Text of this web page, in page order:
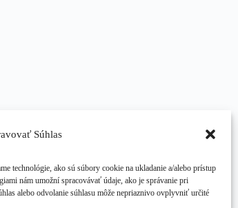
Súhlas
technológie, ako sú súbory cookie na ukladanie a/alebo prístup
nám umožní spracovávať údaje, ako je správanie pri
alebo odvolanie súhlasu môže nepriaznivo ovplyvniť určité